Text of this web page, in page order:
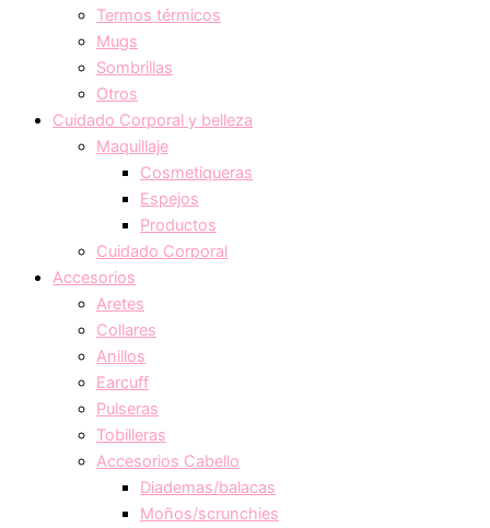
Termos térmicos
Mugs
Sombrillas
Otros
Cuidado Corporal y belleza
Maquillaje
Cosmetiqueras
Espejos
Productos
Cuidado Corporal
Accesorios
Aretes
Collares
Anillos
Earcuff
Pulseras
Tobilleras
Accesorios Cabello
Diademas/balacas
Moños/scrunchies